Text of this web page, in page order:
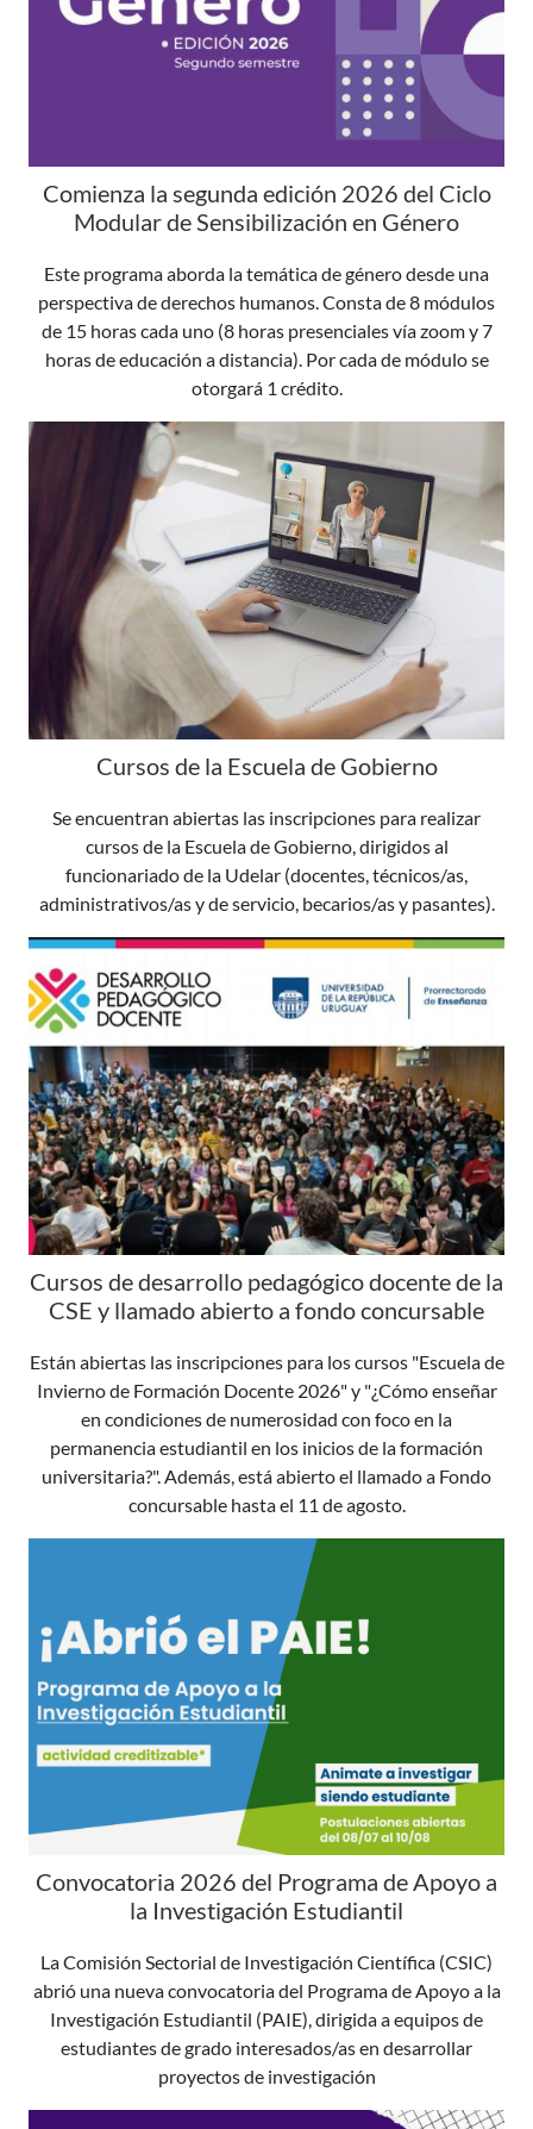
Comienza la segunda edición 2026 del Ciclo
Modular de Sensibilización en Género
Este programa aborda la temática de género desde una
perspectiva de derechos humanos. Consta de 8 módulos
de 15 horas cada uno (8 horas presenciales vía zoom y 7
horas de educación a distancia). Por cada de módulo se
otorgará 1 crédito.
Cursos de la Escuela de Gobierno
Se encuentran abiertas las inscripciones para realizar
cursos de la Escuela de Gobierno, dirigidos al
funcionariado de la Udelar (docentes, técnicos/as,
administrativos/as y de servicio, becarios/as y pasantes).
Cursos de desarrollo pedagógico docente de la
CSE y llamado abierto a fondo concursable
Están abiertas las inscripciones para los cursos "Escuela de
Invierno de Formación Docente 2026" y "¿Cómo enseñar
en condiciones de numerosidad con foco en la
permanencia estudiantil en los inicios de la formación
universitaria?". Además, está abierto el llamado a Fondo
concursable hasta el 11 de agosto.
Convocatoria 2026 del Programa de Apoyo a
la Investigación Estudiantil
La Comisión Sectorial de Investigación Científica (CSIC)
abrió una nueva convocatoria del Programa de Apoyo a la
Investigación Estudiantil (PAIE), dirigida a equipos de
estudiantes de grado interesados/as en desarrollar
proyectos de investigación